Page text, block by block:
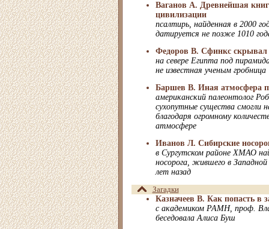
Ваганов А. Древнейшая
цивилизации
псалтирь, найденная в 2000
датируется не позже 1010
Федоров В. Сфинкс скрывал
на севере Египта под
не известная ученым гробница
Баршев В. Иная атмосфера
американский палеонтолог
сухопутные существа смогли
благодаря огромному
атмосфере
Иванов Л. Сибирские
в Сургутском районе ХМАО
носорога, жившего в
лет назад
Загадки
Казначеев В. Как попасть в
с академиком РАМН, проф.
беседовала Алиса Буш